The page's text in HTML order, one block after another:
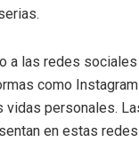
a las redes
como
vidas personales.
en estas